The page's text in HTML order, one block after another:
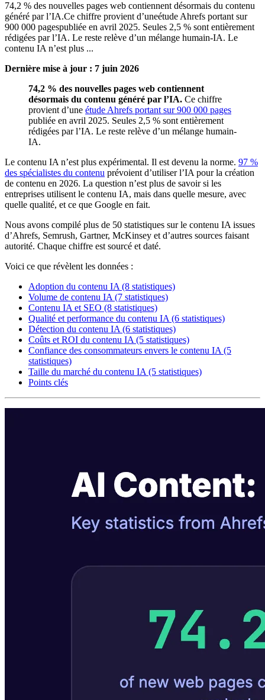
74,2 % des nouvelles pages web contiennent désormais du contenu
généré par l’IA.Ce chiffre provient d’uneétude Ahrefs portant sur
900 000 pagespubliée en avril 2025. Seules 2,5 % sont entièrement
rédigées par l’IA. Le reste relève d’un mélange humain-IA. Le
contenu IA n’est plus ...
Dernière mise à jour : 7 juin 2026
74,2 % des nouvelles pages web contiennent
désormais du contenu généré par l’IA. Ce chiffre
provient d’une étude Ahrefs portant sur 900 000 pages
publiée en avril 2025. Seules 2,5 % sont entièrement
rédigées par l’IA. Le reste relève d’un mélange humain-
IA.
Le contenu IA n’est plus expérimental. Il est devenu la norme. 97 %
des spécialistes du contenu prévoient d’utiliser l’IA pour la création
de contenu en 2026. La question n’est plus de savoir si les
entreprises utilisent le contenu IA, mais dans quelle mesure, avec
quelle qualité, et ce que Google en fait.
Nous avons compilé plus de 50 statistiques sur le contenu IA issues
d’Ahrefs, Semrush, Gartner, McKinsey et d’autres sources faisant
autorité. Chaque chiffre est sourcé et daté.
Voici ce que révèlent les données :
Adoption du contenu IA (8 statistiques)
Volume de contenu IA (7 statistiques)
Contenu IA et SEO (8 statistiques)
Qualité et performance du contenu IA (6 statistiques)
Détection du contenu IA (6 statistiques)
Coûts et ROI du contenu IA (5 statistiques)
Confiance des consommateurs envers le contenu IA (5
statistiques)
Taille du marché du contenu IA (5 statistiques)
Points clés